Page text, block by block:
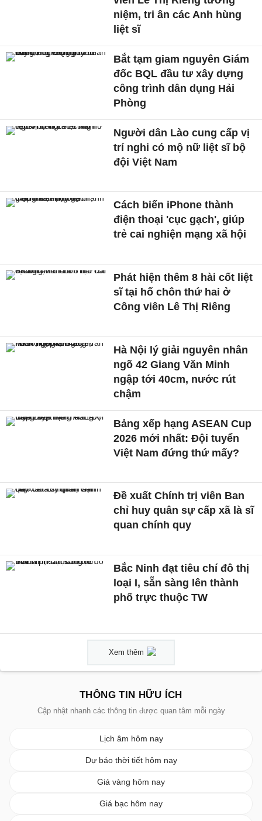
niệm, tri ân các Anh hùng
liệt sĩ
Bắt tạm giam nguyên Giám
đốc BQL đầu tư xây dựng
công trình dân dụng Hải
Phòng
Người dân Lào cung cấp vị
trí nghi có mộ nữ liệt sĩ bộ
đội Việt Nam
Cách biến iPhone thành
điện thoại 'cục gạch', giúp
trẻ cai nghiện mạng xã hội
Phát hiện thêm 8 hài cốt liệt
sĩ tại hố chôn thứ hai ở
Công viên Lê Thị Riêng
Hà Nội lý giải nguyên nhân
ngõ 42 Giang Văn Minh
ngập tới 40cm, nước rút
chậm
Bảng xếp hạng ASEAN Cup
2026 mới nhất: Đội tuyển
Việt Nam đứng thứ mấy?
Đề xuất Chính trị viên Ban
chỉ huy quân sự cấp xã là sĩ
quan chính quy
Bắc Ninh đạt tiêu chí đô thị
loại I, sẵn sàng lên thành
phố trực thuộc TW
Xem thêm
THÔNG TIN HỮU ÍCH
Cập nhật nhanh các thông tin được quan tâm mỗi ngày
Lịch âm hôm nay
Dự báo thời tiết hôm nay
Giá vàng hôm nay
Giá bạc hôm nay